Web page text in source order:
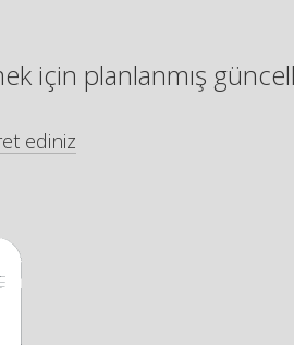
için planlanmış
ediniz